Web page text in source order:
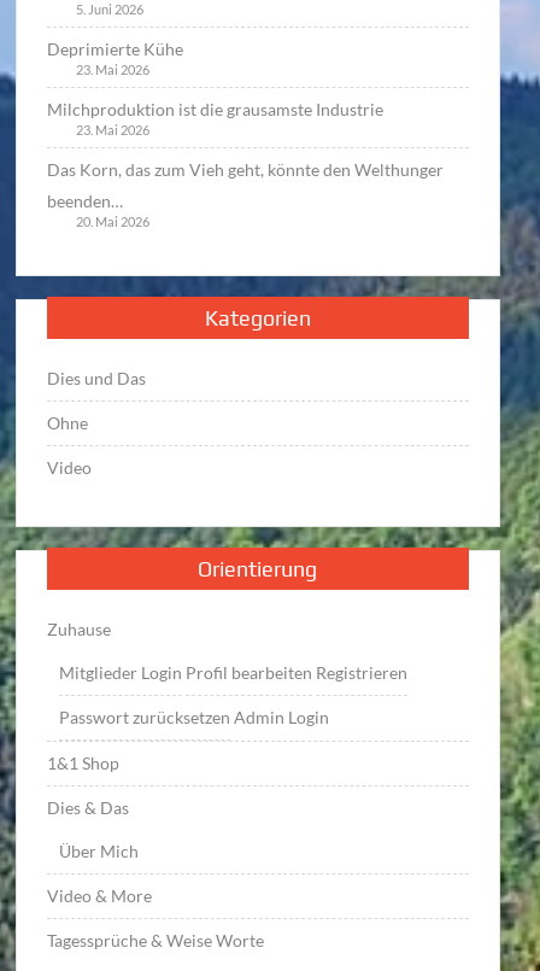
5. Juni 2026
Deprimierte Kühe
23. Mai 2026
Milchproduktion ist die grausamste Industrie
23. Mai 2026
Das Korn, das zum Vieh geht, könnte den Welthunger
beenden…
20. Mai 2026
Kategorien
Dies und Das
Ohne
Video
Orientierung
Zuhause
Mitglieder Login Profil bearbeiten Registrieren
Passwort zurücksetzen Admin Login
1&1 Shop
Dies & Das
Über Mich
Video & More
Tagessprüche & Weise Worte